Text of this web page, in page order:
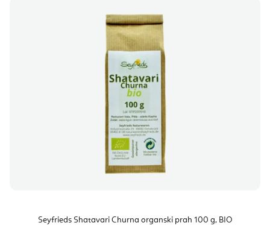
Seyfrieds Shatavari Churna organski prah 100 g, BIO